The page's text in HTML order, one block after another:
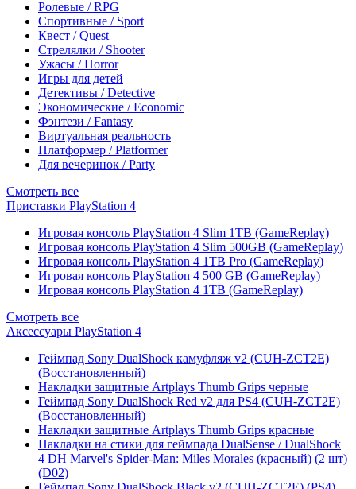
Ролевые / RPG
Спортивные / Sport
Квест / Quest
Стрелялки / Shooter
Ужасы / Horror
Игры для детей
Детективы / Detective
Экономические / Economic
Фэнтези / Fantasy
Виртуальная реальность
Платформер / Platformer
Для вечеринок / Party
Смотреть все
Приставки PlayStation 4
Игровая консоль PlayStation 4 Slim 1TB (GameReplay)
Игровая консоль PlayStation 4 Slim 500GB (GameReplay)
Игровая консоль PlayStation 4 1TB Pro (GameReplay)
Игровая консоль PlayStation 4 500 GB (GameReplay)
Игровая консоль PlayStation 4 1TB (GameReplay)
Смотреть все
Аксессуары PlayStation 4
Геймпад Sony DualShock камуфляж v2 (CUH-ZCT2E)
(Восстановленный)
Накладки защитные Artplays Thumb Grips черные
Геймпад Sony DualShock Red v2 для PS4 (CUH-ZCT2E)
(Восстановленный)
Накладки защитные Artplays Thumb Grips красные
Накладки на стики для геймпада DualSense / DualShock
4 DH Marvel's Spider-Man: Miles Morales (красный) (2 шт)
(D02)